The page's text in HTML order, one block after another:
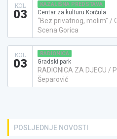
KOL
03
KAZALIŠNA PREDSTAVA
Centar za kulturu Korčula
“Bez privatnog, molim” /
Scena Gorica
KOL
03
RADIONICA
Gradski park
RADIONICA ZA DJECU /
Šeparović
POSLJEDNJE NOVOSTI